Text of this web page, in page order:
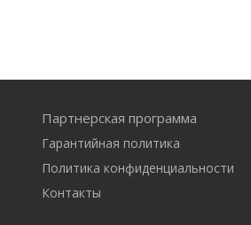
Партнерская программа
Гарантийная политика
Политика конфиденциальности
Контакты